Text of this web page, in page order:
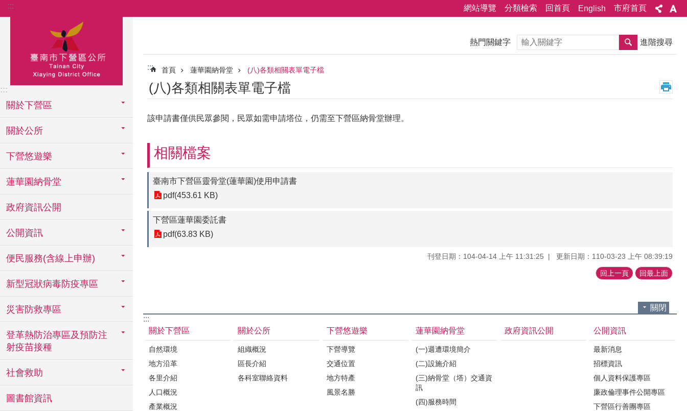
跳到主要內容區塊
::: 網站導覽 分類檢索 回首頁 English 市府首頁
:::
關於下營區
關於公所
下營悠遊樂
蓮華園納骨堂
政府資訊公開
公開資訊
便民服務(含線上申辦)
新型冠狀病毒防疫專區
災害防救專區
登革熱防治專區及預防注
射疫苗接種
社會救助
圖書館資訊
熱門關鍵字 搜尋 進階搜尋
::: 首頁 蓮華園納骨堂 (八)各類相關表單電子檔
(八)各類相關表單電子檔
該申請書僅供民眾參閱，民眾如需申請塔位，仍需至下營區納骨堂辦理。
相關檔案
臺南市下營區靈骨堂(蓮華園)使用申請書
pdf(453.61 KB)
下營區蓮華園委託書
pdf(63.83 KB)
刊登日期：104-04-14 上午 11:31:25 更新日期：110-03-23 上午 08:39:19
回上一頁 回最上面
關閉
:::
關於下營區
自然環境
地方沿革
各里介紹
人口概況
產業概況
關於公所
組織概況
區長介紹
各科室聯絡資料
下營悠遊樂
下營導覽
交通位置
地方特產
風景名勝
蓮華園納骨堂
(一)週遭環境簡介
(二)設施介紹
(三)納骨堂（塔）交通資
訊
(四)服務時間
政府資訊公開 公開資訊
最新消息
招標資訊
個人資料保護專區
廉政倫理事件公開專區
下營區行善團專區